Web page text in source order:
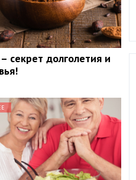
секрет долголетия и